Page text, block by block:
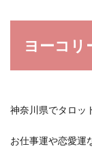
ヨーコリ
神奈川県でタロッ
お仕事運や恋愛運